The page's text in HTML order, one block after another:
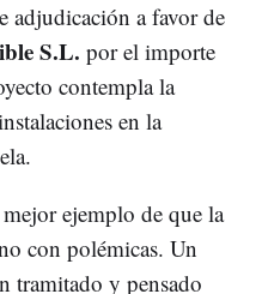
adjudicación a favor de
S.L. por el importe
contempla la
en la
ejemplo de que la
con polémicas. Un
tramitado y pensado